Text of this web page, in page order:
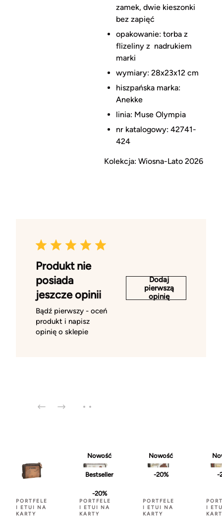
zamek, dwie kieszonki
bez zapięć
opakowanie: torba z
flizeliny z nadrukiem
marki
wymiary: 28x23x12 cm
hiszpańska marka:
Anekke
linia: Muse Olympia
nr katalogowy: 42741-
424
Kolekcja: Wiosna-Lato 2026
Produkt nie
posiada
jeszcze opinii
Bądź pierwszy - oceń
produkt i napisz
opinię o sklepie
Dodaj
pierwszą
opinię
PORTFELE
I ETUI NA
KARTY
Nowość
Bestseller
-20%
PORTFELE
I ETUI NA
KARTY
Nowość
-20%
PORTFELE
I ETUI NA
KARTY
-
I